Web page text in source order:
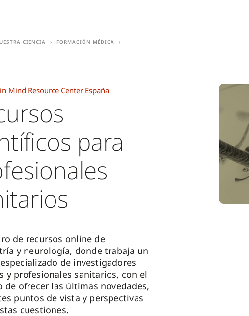
ciencia Formación médica
Mind Resource Center España
para
de recursos online de
y neurología, donde trabaja un
de investigadores
y profesionales sanitarios, con el
de ofrecer las últimas novedades,
puntos de vista y perspectivas
cuestiones.